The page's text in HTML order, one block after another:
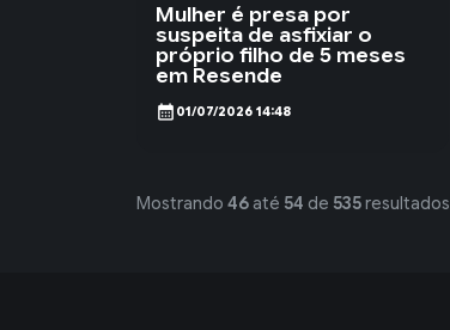
Mulher é presa por
suspeita de asfixiar o
próprio filho de 5 meses
em Resende
calendar_month 01/07/2026 14:48
Mostrando 46 até 54 de 535resultados